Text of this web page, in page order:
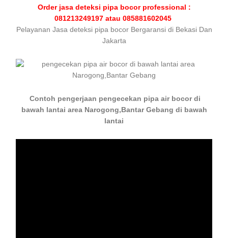
Order jasa deteksi pipa bocor professional :
081213249197 atau 085881602045
Pelayanan Jasa deteksi pipa bocor Bergaransi di Bekasi Dan
Jakarta
Contoh pengerjaan pengecekan pipa air bocor di
bawah lantai area Narogong,Bantar Gebang di bawah
lantai